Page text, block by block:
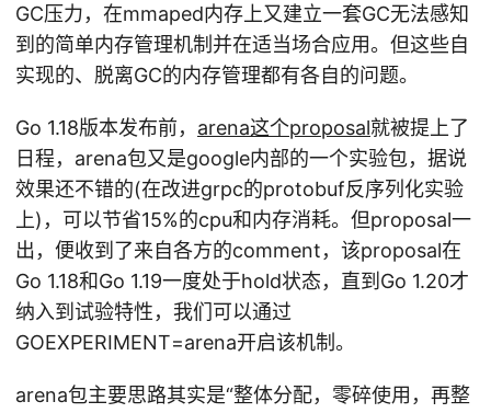
GC压力，在mmaped内存上又建立一套GC无法感知
到的简单内存管理机制并在适当场合应用。但这些自
实现的、脱离GC的内存管理都有各自的问题。
Go 1.18版本发布前， arena这个proposal就被提上了
日程，arena包又是google内部的一个实验包，据说
效果还不错的(在改进grpc的protobuf反序列化实验
上)，可以节省15%的cpu和内存消耗。但proposal一
出，便收到了来自各方的comment，该proposal在
Go 1.18和Go 1.19一度处于hold状态，直到Go 1.20才
纳入到试验特性，我们可以通过
GOEXPERIMENT=arena开启该机制。
arena包主要思路其实是“整体分配，零碎使用，再整